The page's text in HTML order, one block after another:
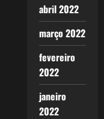
abril 2022
março 2022
fevereiro
2022
janeiro
2022